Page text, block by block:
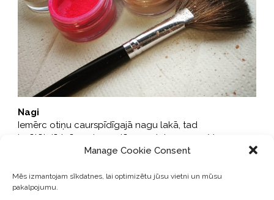
Manage Cookie Consent
Mēs izmantojam sīkdatnes, lai optimizētu jūsu vietni un mūsu
pakalpojumu.
Nagi
Iemērc otiņu caurspīdīgajā nagu lakā, tad
izvēlētajā krāsu pigmentā un nolako nagus. Var
izmantot arī krāsainās nagu lakas, iekrāsojot tās ar